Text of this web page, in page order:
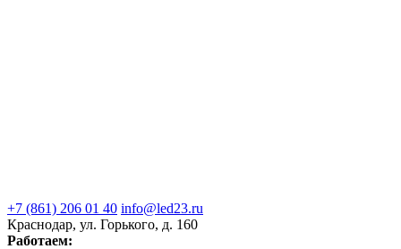
+7 (861) 206 01 40 info@led23.ru
Краснодар, ул. Горького, д. 160
Работаем: